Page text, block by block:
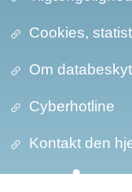
Cookies,
Om
Cyberhotline
Kontakt den